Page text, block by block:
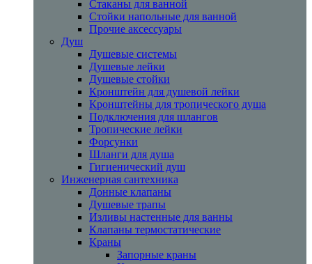
Стаканы для ванной
Стойки напольные для ванной
Прочие аксессуары
Душ
Душевые системы
Душевые лейки
Душевые стойки
Кронштейн для душевой лейки
Кронштейны для тропического душа
Подключения для шлангов
Тропические лейки
Форсунки
Шланги для душа
Гигиенический душ
Инженерная сантехника
Донные клапаны
Душевые трапы
Изливы настенные для ванны
Клапаны термостатические
Краны
Запорные краны